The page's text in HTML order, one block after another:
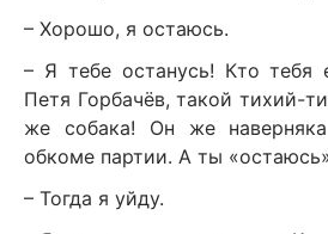
– Хорошо, я остаюсь.
– Я тебе останусь! Кто тебя
Петя Горбачёв, такой тихий-
же собака! Он же
обкоме партии. А ты
– Тогда я уйду.